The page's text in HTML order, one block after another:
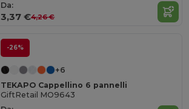
Da:
3,37 €4,26 €
-26%
+6
TEKAPO Cappellino 6 pannelli
GiftRetail MO9643